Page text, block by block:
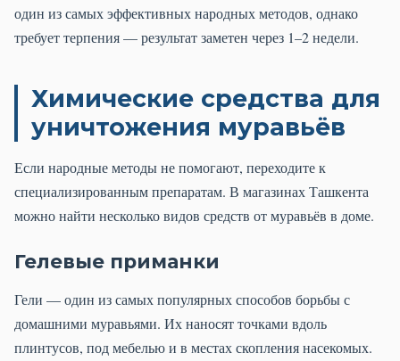
один из самых эффективных народных методов, однако
требует терпения — результат заметен через 1–2 недели.
Химические средства для
уничтожения муравьёв
Если народные методы не помогают, переходите к
специализированным препаратам. В магазинах Ташкента
можно найти несколько видов средств от муравьёв в доме.
Гелевые приманки
Гели — один из самых популярных способов борьбы с
домашними муравьями. Их наносят точками вдоль
плинтусов, под мебелью и в местах скопления насекомых.